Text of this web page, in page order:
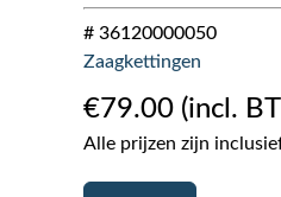
# 36120000050
Zaagkettingen
€79.00
Alle prijzen zijn